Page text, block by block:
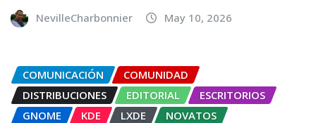
NevilleCharbonnier May 10, 2026
COMUNICACIÓN
COMUNIDAD
DISTRIBUCIONES
EDITORIAL
ESCRITORIOS
GNOME
KDE LXDE
NOVATOS